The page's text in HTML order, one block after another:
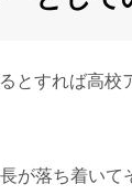
とすれば高
が落ち着いて